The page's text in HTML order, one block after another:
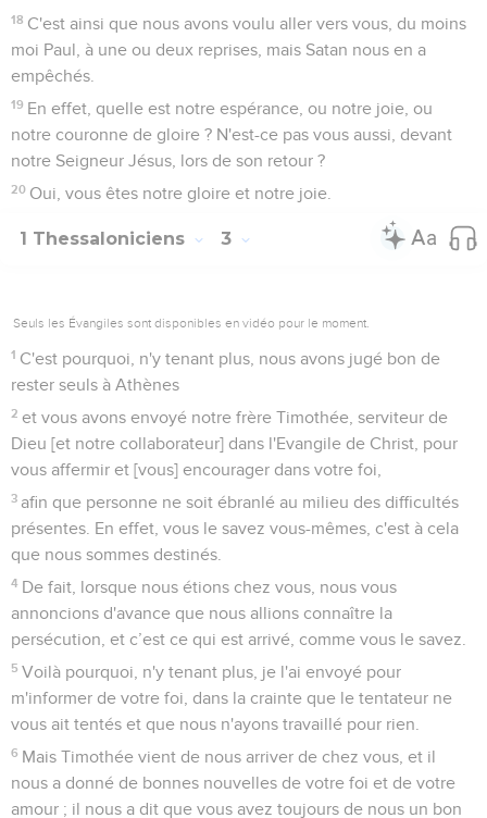
18 C'est ainsi que nous avons voulu aller vers vous, du moins
moi Paul, à une ou deux reprises, mais Satan nous en a
empêchés.
19 En effet, quelle est notre espérance, ou notre joie, ou
notre couronne de gloire ? N'est-ce pas vous aussi, devant
notre Seigneur Jésus, lors de son retour ?
20 Oui, vous êtes notre gloire et notre joie.
1 Thessaloniciens 3
Seuls les Évangiles sont disponibles en vidéo pour le moment.
1 C'est pourquoi, n'y tenant plus, nous avons jugé bon de
rester seuls à Athènes
2 et vous avons envoyé notre frère Timothée, serviteur de
Dieu [et notre collaborateur] dans l'Evangile de Christ, pour
vous affermir et [vous] encourager dans votre foi,
3 afin que personne ne soit ébranlé au milieu des difficultés
présentes. En effet, vous le savez vous-mêmes, c'est à cela
que nous sommes destinés.
4 De fait, lorsque nous étions chez vous, nous vous
annoncions d'avance que nous allions connaître la
persécution, et c’est ce qui est arrivé, comme vous le savez.
5 Voilà pourquoi, n'y tenant plus, je l'ai envoyé pour
m'informer de votre foi, dans la crainte que le tentateur ne
vous ait tentés et que nous n'ayons travaillé pour rien.
6 Mais Timothée vient de nous arriver de chez vous, et il
nous a donné de bonnes nouvelles de votre foi et de votre
amour ; il nous a dit que vous avez toujours de nous un bon